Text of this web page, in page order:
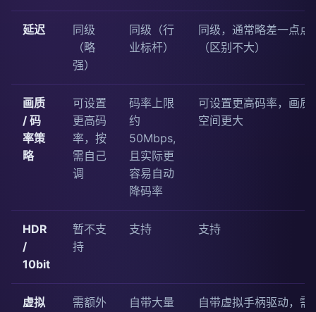
延迟
同级
（略
强）
同级（行
业标杆）
同级，通常略差一点点
（区别不大）
画质
/ 码
率策
略
可设置
更高码
率，按
需自己
调
码率上限
约
50Mbps,
且实际更
容易自动
降码率
可设置更高码率，画质
空间更大
HDR
/
10bit
暂不支
持
支持 支持
虚拟
需额外
自带大量
自带虚拟手柄驱动，需